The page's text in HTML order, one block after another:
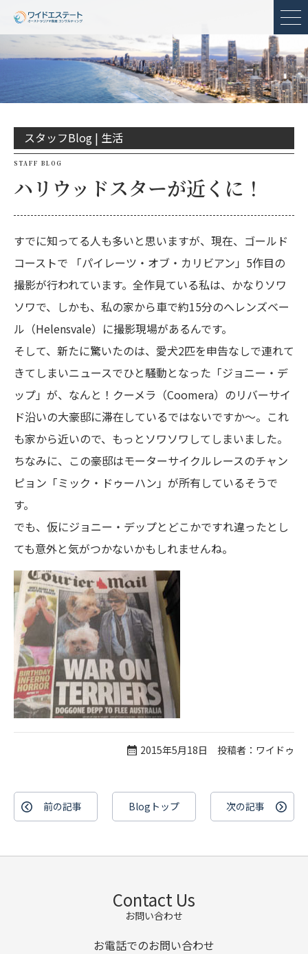
メ
スタッフBlog | 生活
STAFF BLOG
ハリウッドスターが近くに！
すでに知ってる人も多いと思いますが、現在、ゴールド
コーストで 「パイレーツ・オブ・カリビアン」5作目の
撮影が行われています。全作見ている私は、かなりソワ
ソワで、しかも、私の家から車で約15分のへレンズベー
ル（Helensvale）に撮影現場があるんです。
そして、新たに驚いたのは、愛犬2匹を申告なしで連れて
きてしまいニュースでひと騒動となった「ジョニー・デ
ップ」が、なんと！クーメラ（Coomera）のリバーサイ
ド沿いの大豪邸に滞在しているではないですか～。これ
も家から近いので、もっとソワソワしてしまいました。
ちなみに、この豪邸はモーターサイクルレースのチャン
ピョン「ミック・ドゥーハン」が所有しているそうで
す。
でも、仮にジョニー・デップとどこかですれ違ったとし
ても意外と気がつかないかもしれませんね。
2015年5月18日 投稿者：ワイドゥ
前の記事 Blogトップ 次の記事
Contact Us
お問い合わせ
お電話でのお問い合わせ